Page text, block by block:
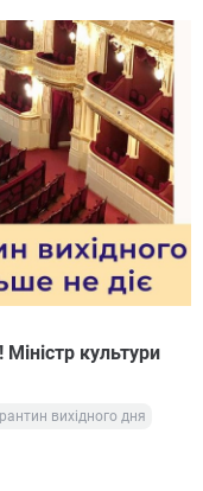
Міністр культури
вихідного дня